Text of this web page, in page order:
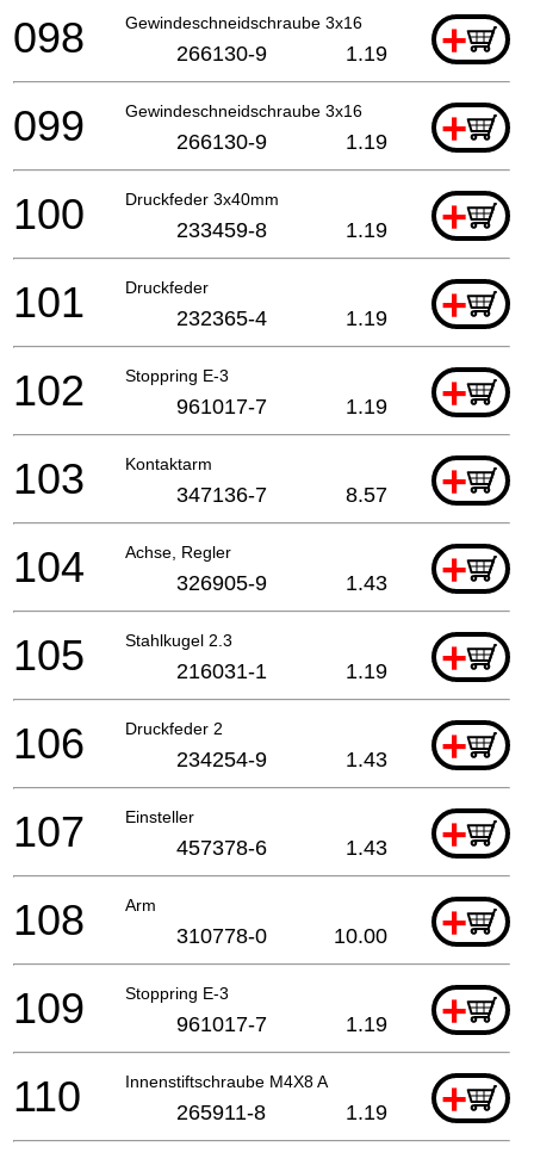
Gewindeschneidschraube 3x16 +
098 266130-9 1.19
Gewindeschneidschraube 3x16 +
099 266130-9 1.19
Druckfeder 3x40mm +
100 233459-8 1.19
Druckfeder +
101 232365-4 1.19
Stoppring E-3 +
102 961017-7 1.19
Kontaktarm +
103 347136-7 8.57
Achse, Regler +
104 326905-9 1.43
Stahlkugel 2.3 +
105 216031-1 1.19
Druckfeder 2 +
106 234254-9 1.43
Einsteller +
107 457378-6 1.43
Arm +
108 310778-0 10.00
Stoppring E-3 +
109 961017-7 1.19
Innenstiftschraube M4X8 A +
110 265911-8 1.19